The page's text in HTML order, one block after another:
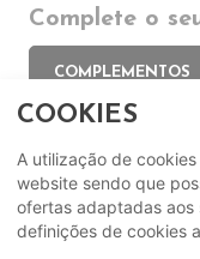
Complete o
COMPLEMENTOS
EM DESTAQUE
COOKIES
A utilização de
website sendo que
ofertas adaptadas aos
definições de cookies